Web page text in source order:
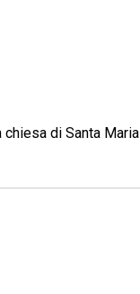
di Santa Maria